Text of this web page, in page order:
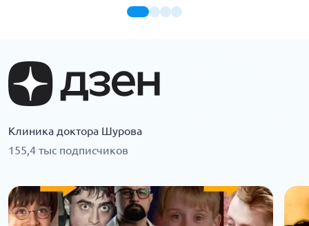
Клиника доктора Шурова
155,4 тыс подписчиков